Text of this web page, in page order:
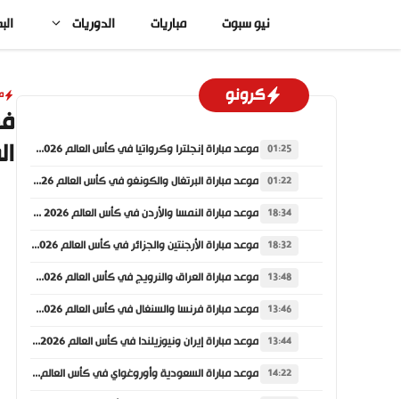
المحتوى
نيو سبوت مباريات الدوريات
كرونو
01:25 موعد مباراة إنجلترا وكرواتيا في كأس العالم 2026 والقنوات الناقلة
01:22 موعد مباراة البرتغال والكونغو في كأس العالم 2026 والقنوات الناقلة
18:34 موعد مباراة النمسا والأردن في كأس العالم 2026 والقنوات الناقلة
18:32 موعد مباراة الأرجنتين والجزائر في كأس العالم 2026 والقنوات الناقلة
13:48 موعد مباراة العراق والنرويج في كأس العالم 2026 والقنوات الناقلة
13:46 موعد مباراة فرنسا والسنغال في كأس العالم 2026 والقنوات الناقلة
13:44 موعد مباراة إيران ونيوزيلندا في كأس العالم 2026 والقنوات الناقلة
14:22 موعد مباراة السعودية وأوروغواي في كأس العالم 2026 والقنوات الناقلة